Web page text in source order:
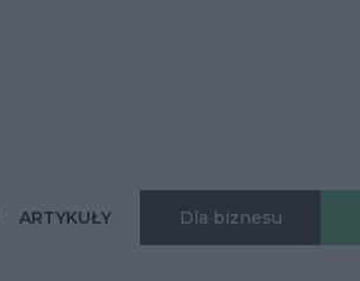
ARTYKUŁY Dla biznesu